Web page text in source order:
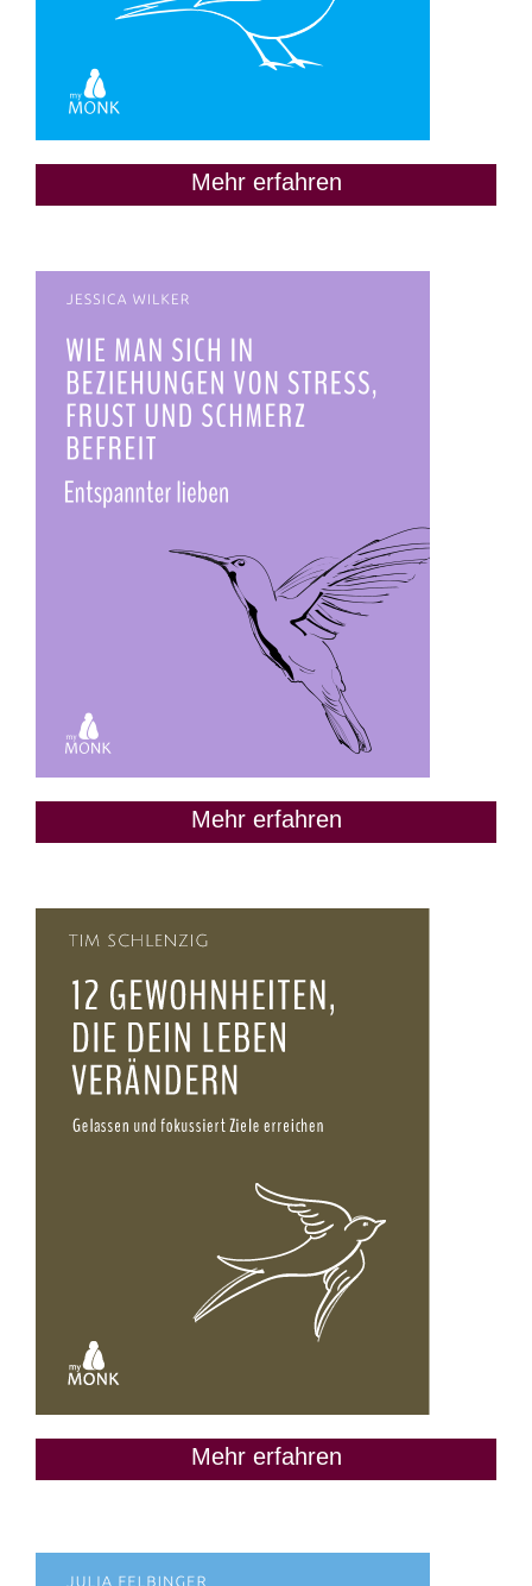
Mehr erfahren
Mehr erfahren
Mehr erfahren